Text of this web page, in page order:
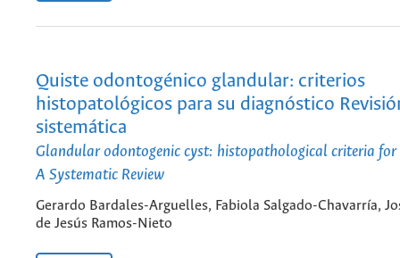
Quiste odontogénico glandular: criterios
histopatológicos para su diagnóstico
sistemática
Glandular odontogenic cyst: histopathological criteria for
A Systematic Review
Gerardo Bardales-Arguelles, Fabiola Salgado-Chavarría,
de Jesús Ramos-Nieto